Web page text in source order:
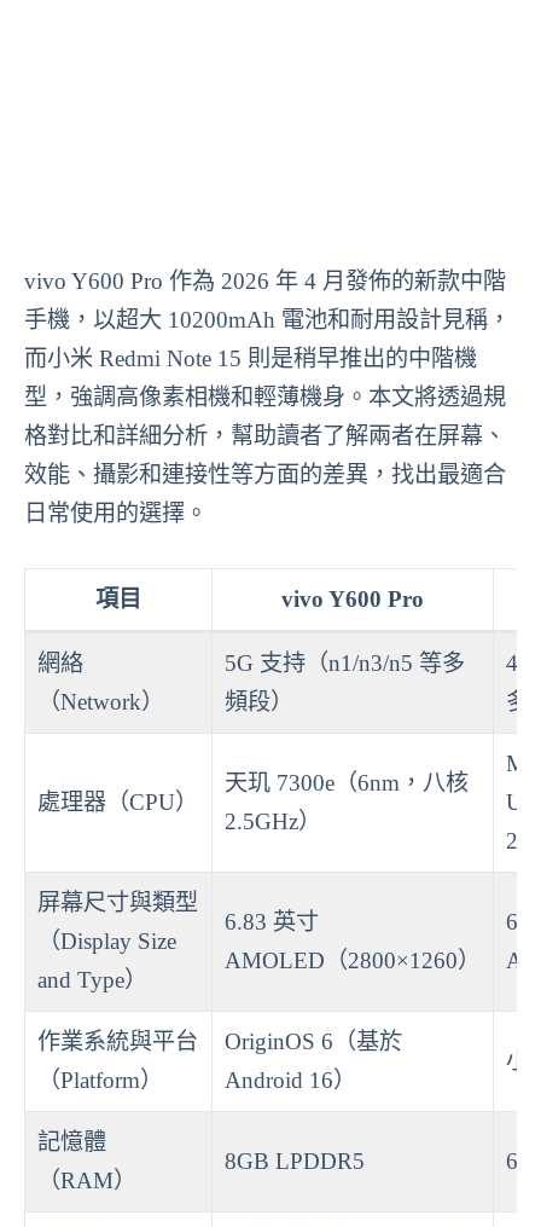
vivo Y600 Pro 作為 2026 年 4 月發佈的新款中階
手機，以超大 10200mAh 電池和耐用設計見稱，
而小米 Redmi Note 15 則是稍早推出的中階機
型，強調高像素相機和輕薄機身。本文將透過規
格對比和詳細分析，幫助讀者了解兩者在屏幕、
效能、攝影和連接性等方面的差異，找出最適合
日常使用的選擇。
項目 vivo Y600 Pro
網絡
（Network）
5G 支持（n1/n3/n5 等多
頻段）
4G
多
處理器（CPU）
天玑 7300e（6nm，八核
2.5GHz）
屏幕尺寸與類型
（Display Size
and Type）
6.83 英寸
AMOLED（2800×1260）
作業系統與平台
（Platform）
OriginOS 6（基於
Android 16）
小
記憶體
（RAM）
8GB LPDDR5